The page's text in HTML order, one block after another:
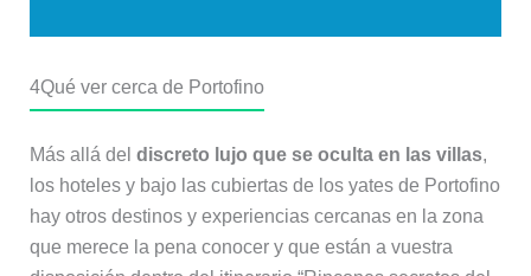
4Qué ver cerca de Portofino
Más allá del discreto lujo que se oculta en las villas,
los hoteles y bajo las cubiertas de los yates de Portofino
hay otros destinos y experiencias cercanas en la zona
que merece la pena conocer y que están a vuestra